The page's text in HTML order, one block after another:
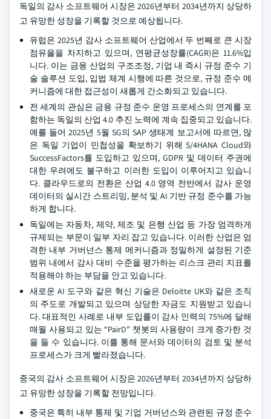
독일의 감사 소프트웨어 시장은 2026년부터 2034년까지 상당하
고 유망한 성장을 기록할 것으로 예상됩니다.
유럽은 2025년 감사 소프트웨어 산업에서 두 번째로 큰 시장
점유율을 차지하고 있으며, 연평균성장률(CAGR)은 11.6%입
니다. 이는 금융 산업의 구조조정, 기업 내 즉시 규정 준수 기
술 솔루션 도입, 입법 체계 시행에 따른 것으로, 규정 준수 메
커니즘에 대한 접근성이 새롭게 간소화되고 있습니다.
전 세계의 관심은 금융 규정 준수 운영 프로세스의 연계를 포
함하는 독일의 산업 4.0 추진 노력에 계속 집중되고 있습니다.
예를 들어 2025년 5월 SG의 SAP 생태계 보고서에 따르면, 많
은 독일 기업이 민첩성을 확보하기 위해 S/4HANA Cloud와
SuccessFactors를 도입하고 있으며, GDPR 및 데이터 주권에
대한 우려에도 불구하고 이러한 도입이 이루어지고 있습니
다. 클라우드로의 전환은 산업 4.0 영역 전반에서 감사 운영
데이터의 실시간 스트리밍, 분석 및 AI 기반 규정 준수를 가능
하게 합니다.
독일에는 자동차, 제약, 제조 및 은행 산업 등 가장 엄격하게
규제되는 부문이 일부 자리 잡고 있습니다. 이러한 산업은 엄
격한 내부 거버넌스 통제 메커니즘과 정밀하게 설정된 기준
범위 내에서 감사 대비 수준을 평가하는 리스크 관리 지표를
적용해야 하는 부담을 안고 있습니다.
새로운 AI 도구와 같은 혁신 기술은 Deloitte UK와 같은 조직
의 주도로 개발되고 있으며 상당한 자금도 지원받고 있습니
다. 대표적인 사례로 내부 도입률이 감사 인력의 75%에 달해
매월 사용되고 있는 “PairD” 챗봇의 사용량이 크게 증가한 것
을 들 수 있습니다. 이를 통해 문서와 데이터의 검토 및 분석
프로세스가 크게 빨라졌습니다.
중국의 감사 소프트웨어 시장은 2026년부터 2034년까지 상당하
고 유망한 성장을 기록할 전망입니다.
중국은 특히 내부 통제 및 기업 거버넌스와 관련된 규정 준수